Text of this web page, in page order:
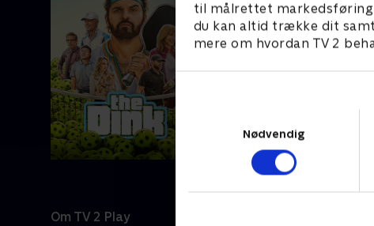
til målrettet markedsføring
du kan altid trække dit
mere om hvordan TV 2
Nødvendig
Om TV 2 Play